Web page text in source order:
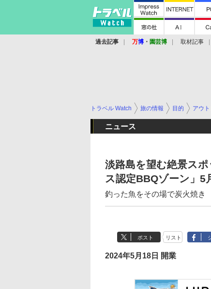
過去記事 万博 ・ 園芸博 取材記事
トラベル Watch 旅の情報 目的 アウ
ニュース
淡路島を望む絶景ス
ス認定BBQゾーン」5
釣った魚をその場で炭火焼き
ポスト リスト
2024年5月18日 開業